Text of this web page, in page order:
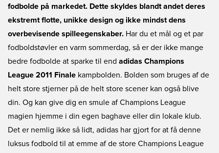
fodbolde på markedet. Dette skyldes blandt andet deres
ekstremt flotte, unikke design og ikke mindst dens
overbevisende spilleegenskaber. Har du et mål og et par
fodboldstøvler en varm sommerdag, så er der ikke mange
bedre fodbolde at sparke til end adidas Champions
League 2011 Finale kampbolden. Bolden som bruges af de
helt store stjerner på de helt store scener kan også blive
din. Og kan give dig en smule af Champions League
magien hjemme i din egen baghave eller din lokale klub.
Det er nemlig ikke så lidt, adidas har gjort for at få denne
luksus fodbold til at emme af de store Champions League